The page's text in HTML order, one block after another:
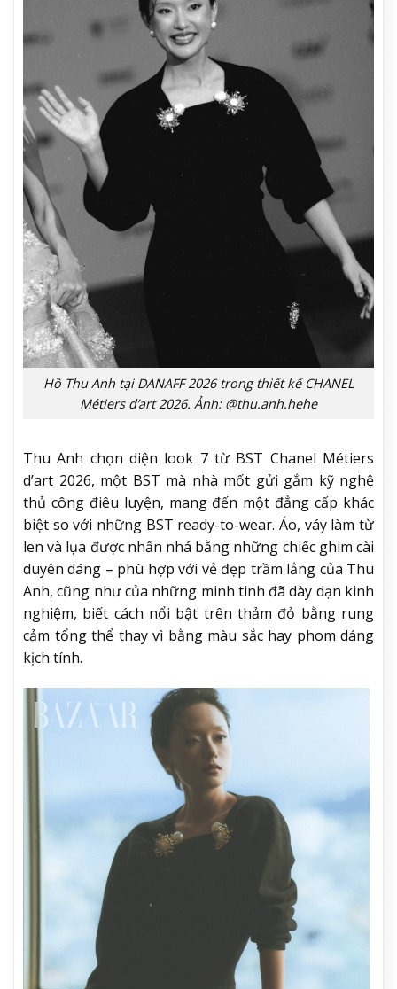
Hồ Thu Anh tại DANAFF 2026 trong thiết kế CHANEL
Métiers d’art 2026. Ảnh: @thu.anh.hehe
Thu Anh chọn diện look 7 từ BST Chanel Métiers
d’art 2026, một BST mà nhà mốt gửi gắm kỹ nghệ
thủ công điêu luyện, mang đến một đẳng cấp khác
biệt so với những BST ready-to-wear. Áo, váy làm từ
len và lụa được nhấn nhá bằng những chiếc ghim cài
duyên dáng – phù hợp với vẻ đẹp trầm lắng của Thu
Anh, cũng như của những minh tinh đã dày dạn kinh
nghiệm, biết cách nổi bật trên thảm đỏ bằng rung
cảm tổng thể thay vì bằng màu sắc hay phom dáng
kịch tính.